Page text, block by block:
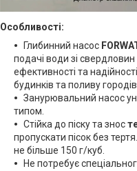
Особливості:
Глибинний насос
подачі води зі
ефективності та
будинків та поливу
Занурювальний насос
типом.
Стійка до піску та знос
пропускати пісок без
не більше 150 г/куб.
Не потребує